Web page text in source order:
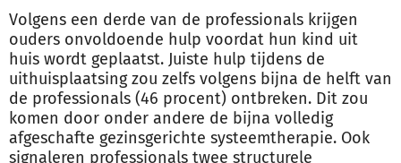
Volgens een derde van de professionals krijgen
ouders onvoldoende hulp voordat hun kind uit
huis wordt geplaatst. Juiste hulp tijdens de
uithuisplaatsing zou zelfs volgens bijna de helft van
de professionals (46 procent) ontbreken. Dit zou
komen door onder andere de bijna volledig
afgeschafte gezinsgerichte systeemtherapie. Ook
signaleren professionals twee structurele